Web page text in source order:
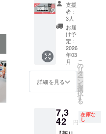
す。
10,965
円（税
込）] +
[送料：
1,200
円] 一般
販売予
定価
格：
13,706
円 （税
料込み
です ※
F】 ■リ
ターン
内容 ・
CanHol
der（50
0ml缶対
応 ）×
１セッ
ト ・専
用スト
ラップ×
プナー×
１個 ■
価格 [本
支援
者：
3人
お届
け予
定：
2026
年03
月
詳細を見る
こ
の
リ
タ
ー
ン
を
選
択
す
る
7,3
42 円
在庫な
し